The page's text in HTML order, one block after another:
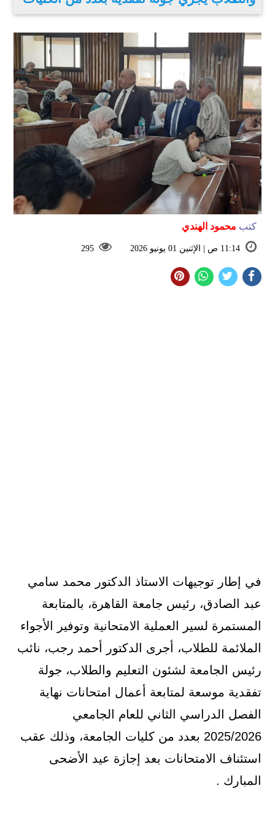
كتب محمود الهندي
11:14 ص | الإثنين 01 يونيو 2026 295
في إطار توجيهات الاستاذ الدكتور محمد سامي
عبد الصادق، رئيس جامعة القاهرة، بالمتابعة
المستمرة لسير العملية الامتحانية وتوفير الأجواء
الملائمة للطلاب، أجرى الدكتور أحمد رجب، نائب
رئيس الجامعة لشئون التعليم والطلاب، جولة
تفقدية موسعة لمتابعة أعمال امتحانات نهاية
الفصل الدراسي الثاني للعام الجامعي
2025/2026 بعدد من كليات الجامعة، وذلك عقب
استئناف الامتحانات بعد إجازة عيد الأضحى
المبارك .